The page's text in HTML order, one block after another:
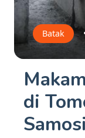
Batak
di